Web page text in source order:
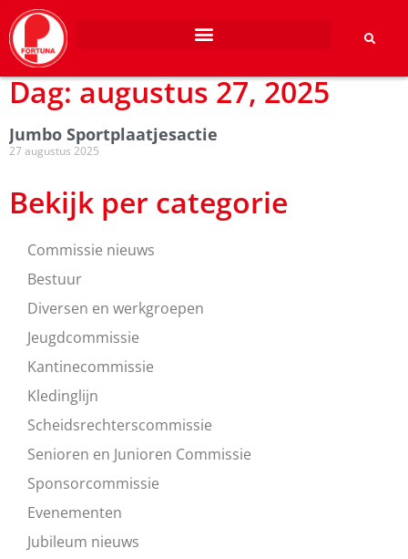
Dag: augustus 27, 2025
Jumbo Sportplaatjesactie
27 augustus 2025
Bekijk per categorie
Commissie nieuws
Bestuur
Diversen en werkgroepen
Jeugdcommissie
Kantinecommissie
Kledinglijn
Scheidsrechterscommissie
Senioren en Junioren Commissie
Sponsorcommissie
Evenementen
Jubileum nieuws